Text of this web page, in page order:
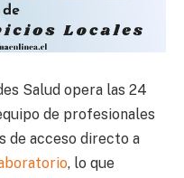
Salud opera las 24
de profesionales
de acceso directo a
, lo que